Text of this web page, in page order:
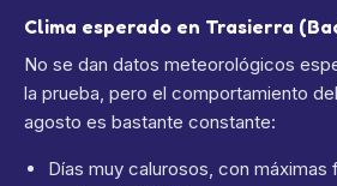
Clima esperado en Trasierra
No se dan datos meteorológicos
la prueba, pero el comportamiento
agosto es bastante constante:
Días muy calurosos, con